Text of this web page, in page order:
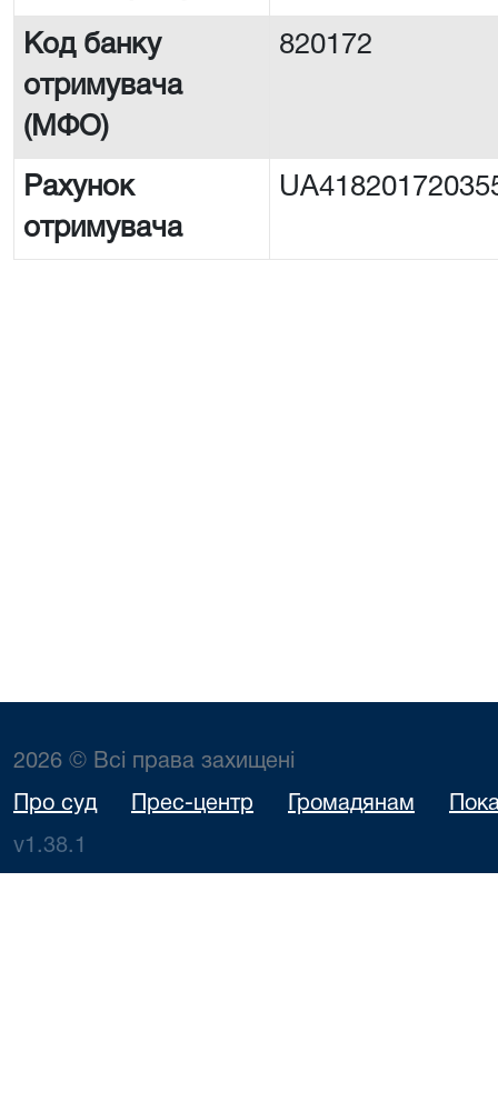
Код банку
отримувача
(МФО)
820172
Рахунок
отримувача
2026 © Всі права захищені
Про суд Прес-центр Громадянам
v1.38.1